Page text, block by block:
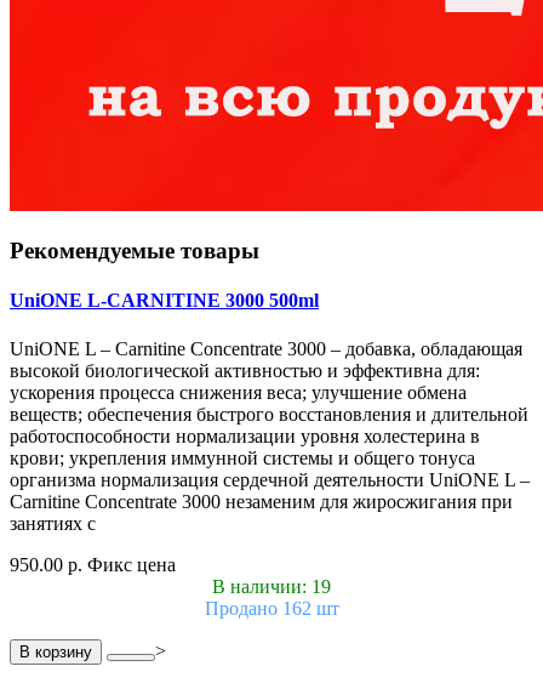
Рекомендуемые товары
UniONE L-CARNITINE 3000 500ml
UniONE L – Carnitine Concentrate 3000 – добавка, обладающая
высокой биологической активностью и эффективна для:
ускорения процесса снижения веса; улучшение обмена
веществ; обеспечения быстрого восстановления и длительной
работоспособности нормализации уровня холестерина в
крови; укрепления иммунной системы и общего тонуса
организма нормализация сердечной деятельности UniONE L –
Carnitine Concentrate 3000 незаменим для жиросжигания при
занятиях с
950.00 р. Фикс цена
В наличии: 19
Продано 162 шт
В корзину >